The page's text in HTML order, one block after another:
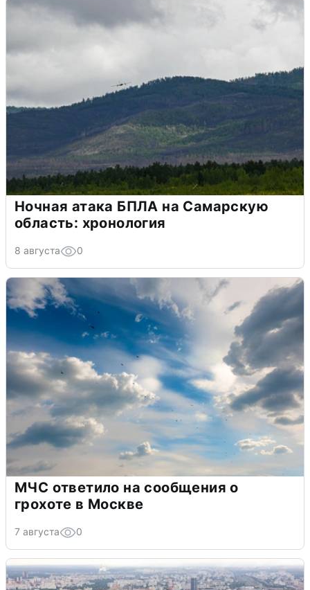
Ночная атака БПЛА на Самарскую
область: хронология
8 августа 0
МЧС ответило на сообщения о
грохоте в Москве
7 августа 0